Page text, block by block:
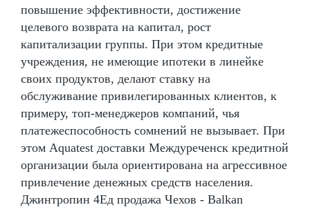
повышение эффективности, достижение
целевого возврата на капитал, рост
капитализации группы. При этом кредитные
учреждения, не имеющие ипотеки в линейке
своих продуктов, делают ставку на
обслуживание привилегированных клиентов, к
примеру, топ-менеджеров компаний, чья
платежеспособность сомнений не вызывает. При
этом Aquatest доставки Междуреченск кредитной
организации была ориентирована на агрессивное
привлечение денежных средств населения.
Джинтропин 4Ед продажа Чехов - Balkan